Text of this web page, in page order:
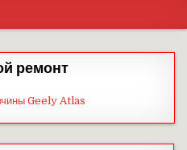
ремонт
Geely Atlas